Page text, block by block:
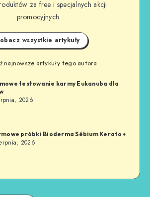
za free i specjalnych akcji
promocyjnych.
wszystkie artykuły
najnowsze artykuły tego autora:
testowanie karmy Eukanuba dla
2026
próbki Bioderma Sébium Kerato+
2026